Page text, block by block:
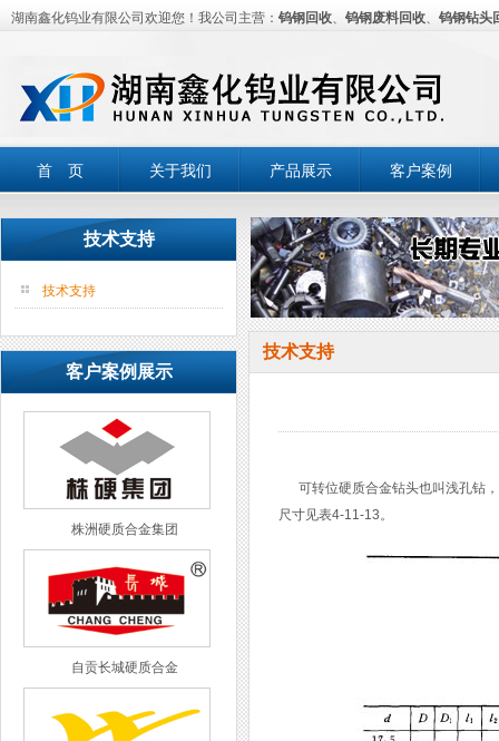
湖南鑫化钨业有限公司欢迎您！我公司主营： 钨钢回收、 钨钢废料回收、 钨钢钻头
首 页 关于我们 产品展示 客户案例
技术支持
技术支持
客户案例展示
株洲硬质合金集团
自贡长城硬质合金
技术支持
可转位硬质合金钻头也叫浅孔钻，
尺寸见表4-11-13。